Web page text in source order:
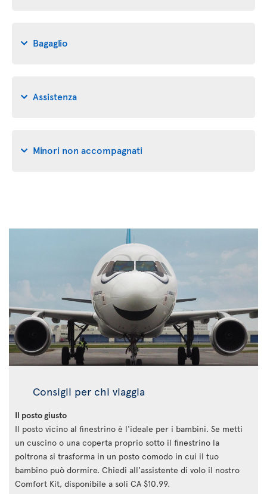
Bagaglio
Assistenza
Minori non accompagnati
Consigli per chi viaggia
Il posto giusto
Il posto vicino al finestrino è l'ideale per i bambini. Se metti
un cuscino o una coperta proprio sotto il finestrino la
poltrona si trasforma in un posto comodo in cui il tuo
bambino può dormire. Chiedi all'assistente di volo il nostro
Comfort Kit, disponibile a soli CA $10.99.